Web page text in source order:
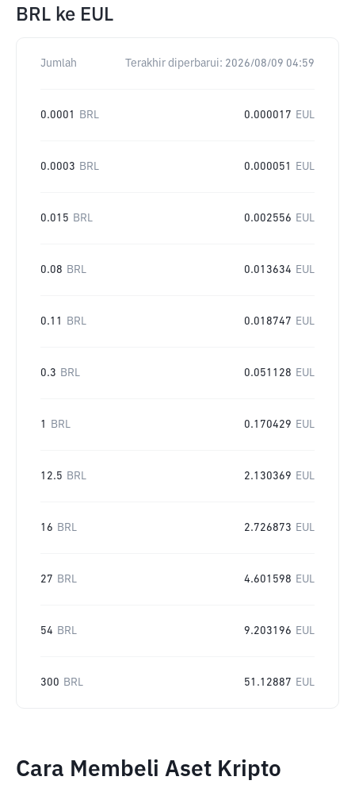
BRL ke EUL
Jumlah Terakhir diperbarui: 2026/08/09 04:59
0.0001 BRL 0.000017 EUL
0.0003 BRL 0.000051 EUL
0.015 BRL 0.002556 EUL
0.08 BRL 0.013634 EUL
0.11 BRL 0.018747 EUL
0.3 BRL 0.051128 EUL
1 BRL 0.170429 EUL
12.5 BRL 2.130369 EUL
16 BRL 2.726873 EUL
27 BRL 4.601598 EUL
54 BRL 9.203196 EUL
300 BRL 51.12887 EUL
Cara Membeli Aset Kripto